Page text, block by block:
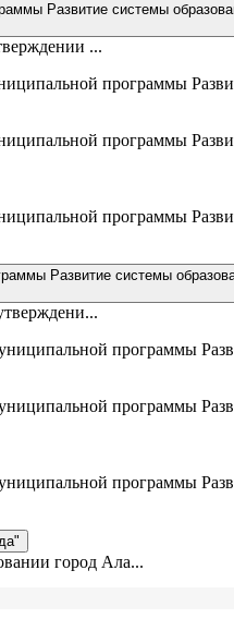
Развитие системы
...
программы
программы
программы
Развитие системы
программы
программы
программы
город Ала...